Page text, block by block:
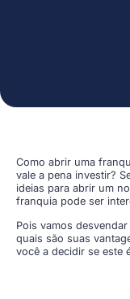
Como abrir uma
vale a pena investir?
ideias para abrir um
franquia pode ser
Pois vamos
quais são suas
você a decidir se este